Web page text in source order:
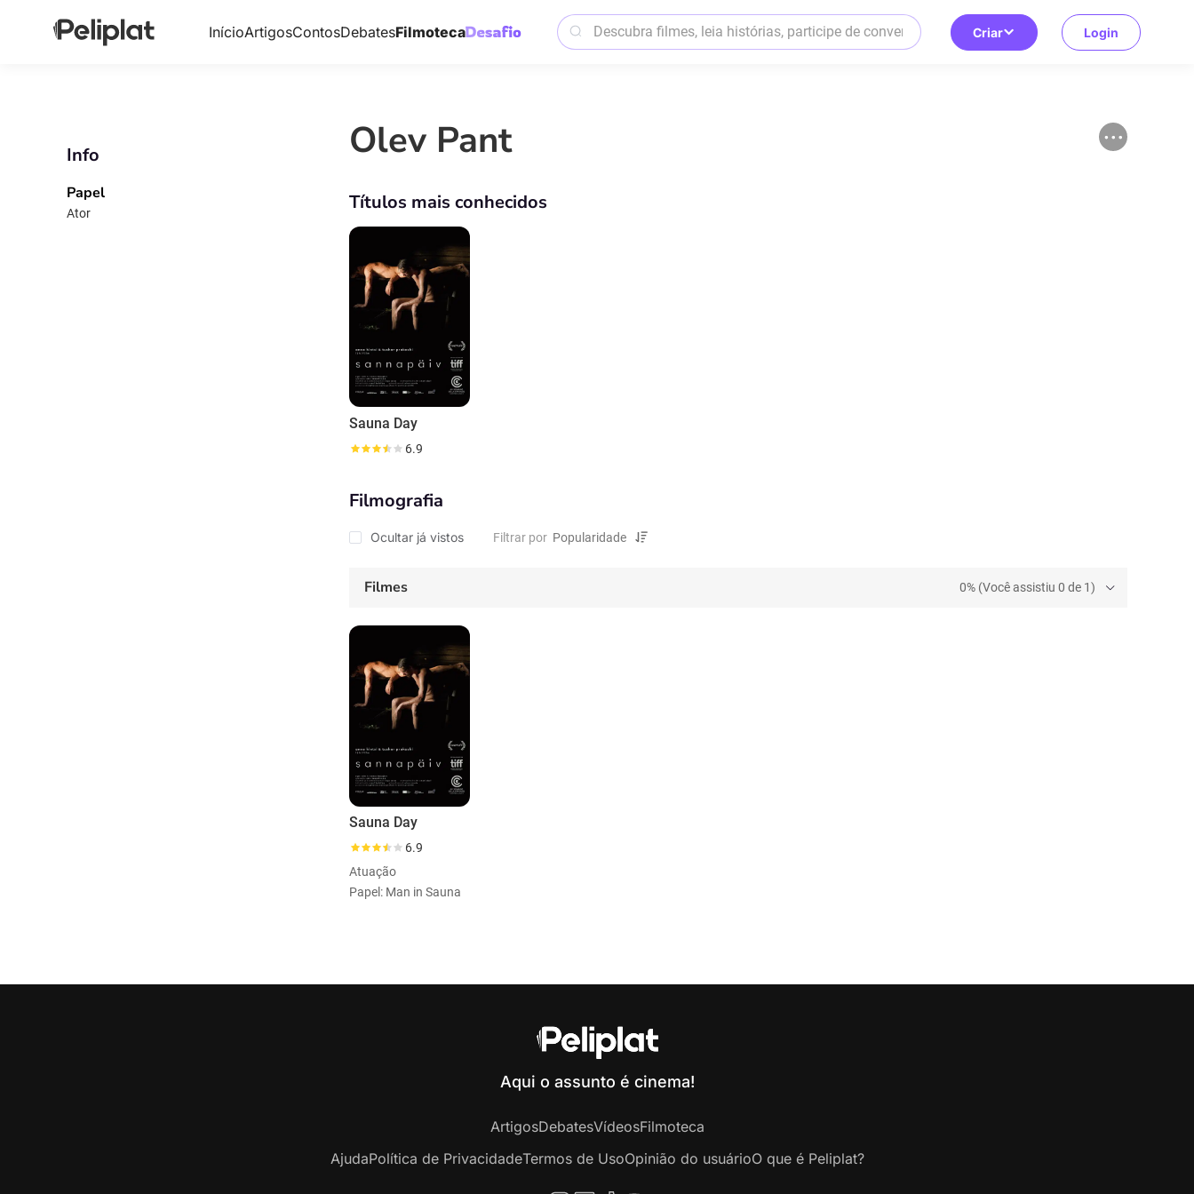
InícioArtigosContosDebatesFilmoteca Criar Login
Info
Papel
Ator
Olev Pant
Títulos mais conhecidos
Sauna Day
6.9
Filmografia
Ocultar já vistos Filtrar por
Filmes 0% (Você assistiu 0 de 1)
Sauna Day
6.9
Atuação
Papel: Man in Sauna
Aqui o assunto é cinema!
ArtigosDebatesVídeosFilmoteca
AjudaPolítica de PrivacidadeTermos de UsoOpinião do usuárioO que é Peliplat?